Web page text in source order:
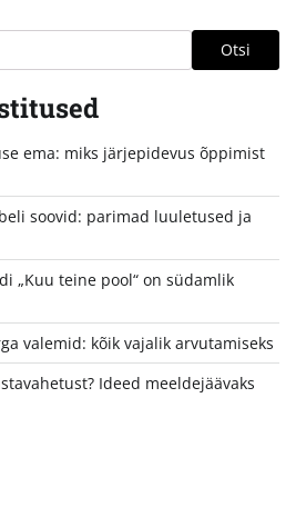
Otsi
ema: miks järjepidevus õppimist
soovid: parimad luuletused ja
„Kuu teine pool“ on südamlik
valemid: kõik vajalik arvutamiseks
Ideed meeldejäävaks